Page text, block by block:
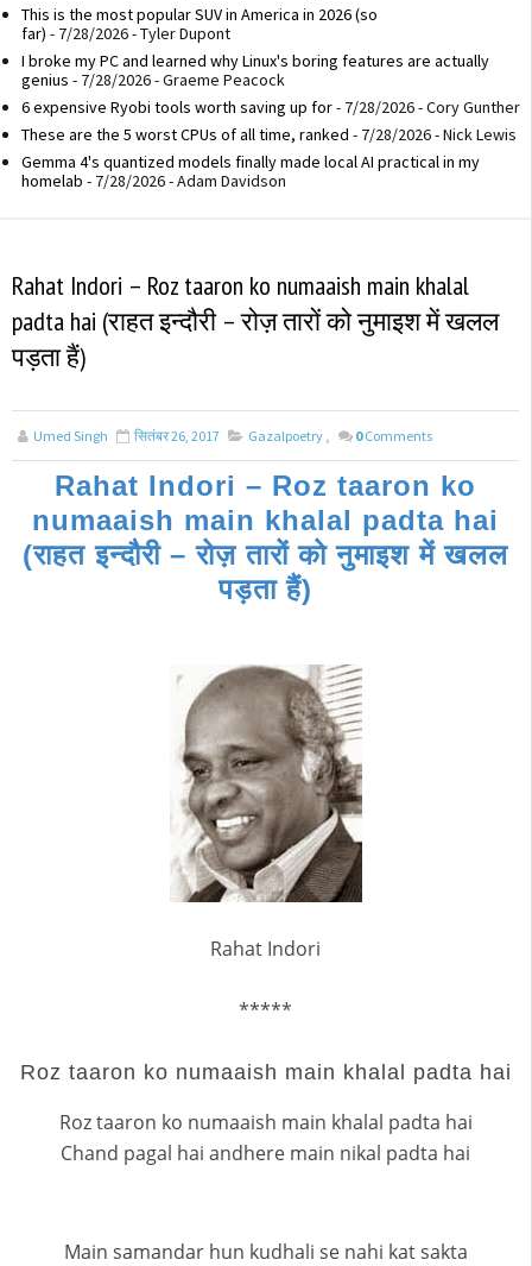
This is the most popular SUV in America in 2026 (so
far) - 7/28/2026- Tyler Dupont
I broke my PC and learned why Linux's boring features are actually
genius - 7/28/2026- Graeme Peacock
6 expensive Ryobi tools worth saving up for- 7/28/2026- Cory Gunther
These are the 5 worst CPUs of all time, ranked - 7/28/2026- Nick Lewis
Gemma 4's quantized models finally made local AI practical in my
homelab - 7/28/2026- Adam Davidson
Rahat Indori – Roz taaron ko numaaish main khalal
padta hai (राहत इन्दौरी – रोज़ तारों को नुमाइश में खलल
पड़ता हैं)
Umed Singh सितंबर 26, 2017 Gazalpoetry , 0 Comments
Rahat Indori – Roz taaron ko
numaaish main khalal padta hai
(राहत इन्दौरी – रोज़ तारों को नुमाइश में खलल
पड़ता हैं)
Rahat Indori
*****
Roz taaron ko numaaish main khalal padta hai
Roz taaron ko numaaish main khalal padta hai
Chand pagal hai andhere main nikal padta hai
Main samandar hun kudhali se nahi kat sakta